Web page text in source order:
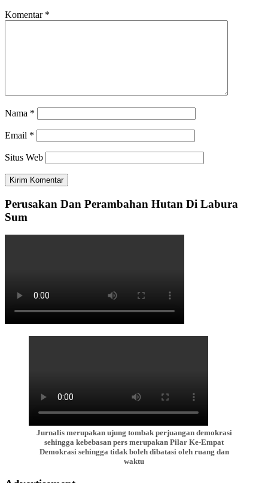
Komentar *
Nama *
Email *
Situs Web
Perusakan Dan Perambahan Hutan Di Labura
Sum
Jurnalis merupakan ujung tombak perjuangan demokrasi
sehingga kebebasan pers merupakan Pilar Ke-Empat
Demokrasi sehingga tidak boleh dibatasi oleh ruang dan
waktu